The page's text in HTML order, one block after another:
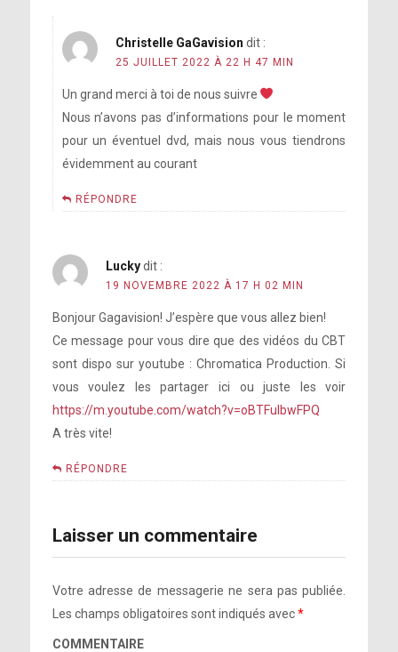
Christelle GaGavision dit :
25 JUILLET 2022 À 22 H 47 MIN
Un grand merci à toi de nous suivre
Nous n’avons pas d’informations pour le moment
pour un éventuel dvd, mais nous vous tiendrons
évidemment au courant
RÉPONDRE
Lucky dit :
19 NOVEMBRE 2022 À 17 H 02 MIN
Bonjour Gagavision! J’espère que vous allez bien!
Ce message pour vous dire que des vidéos du CBT
sont dispo sur youtube : Chromatica Production. Si
vous voulez les partager ici ou juste les voir
https://m.youtube.com/watch?v=oBTFulbwFPQ
A très vite!
RÉPONDRE
Laisser un commentaire
Votre adresse de messagerie ne sera pas publiée.
Les champs obligatoires sont indiqués avec*
COMMENTAIRE